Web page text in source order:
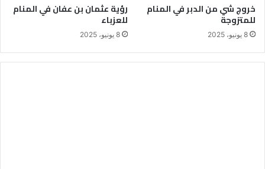
خروج شي من الدبر في المنام
للمتزوجة
8 يونيو، 2025
رؤية عثمان بن عفان في المنام
للعزباء
8 يونيو، 2025